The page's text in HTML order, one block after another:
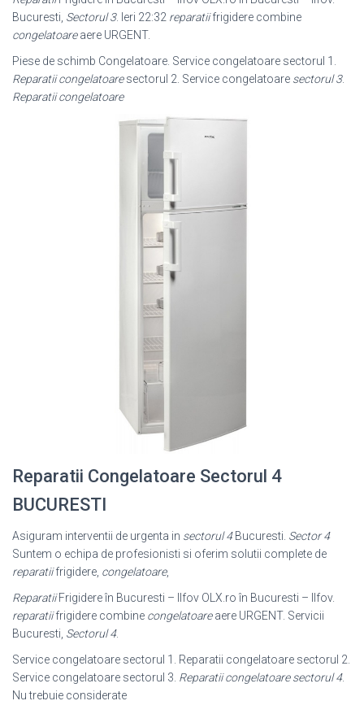
Bucuresti, Sectorul 3. Ieri 22:32 reparatiifrigidere combine
congelatoareaere URGENT.
Piese de schimb Congelatoare. Service congelatoare sectorul 1.
Reparatii congelatoaresectorul 2. Service congelatoare sectorul 3.
Reparatii congelatoare
Reparatii Congelatoare Sectorul 4
BUCURESTI
Asiguram interventii de urgenta in sectorul 4Bucuresti. Sector 4
Suntem o echipa de profesionisti si oferim solutii complete de
reparatiifrigidere, congelatoare,
ReparatiiFrigidere în Bucuresti – Ilfov OLX.ro în Bucuresti – Ilfov.
reparatiifrigidere combine congelatoareaere URGENT. Servicii
Bucuresti, Sectorul 4.
Service congelatoare sectorul 1. Reparatii congelatoare sectorul 2.
Service congelatoare sectorul 3. Reparatii congelatoare sectorul 4.
Nu trebuie considerate